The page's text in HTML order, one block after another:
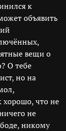
к
объявить
вещи о
О тебе
но на
хорошо, что не
не
никому